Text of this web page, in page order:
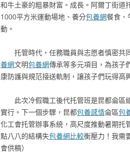
和牛土豪的粗暴財富。成長。阿爾丁街道
1000平方米運動場地、養分包養網餐食、
動。
托管時代，任務職員與志愿者慎密共
養網文明包養網傳承等多元項目，為孩子
康防護與規范接送軌制，讓孩子們玩得高
此次冷假職工後代托管班是昆都侖區
實行。下一個步驟，昆都包養感情侖區包
化工會托管辦事系統，高尺度推動暑期托
點八八的結構失包養網比較衡壓力！我需
會供稿）